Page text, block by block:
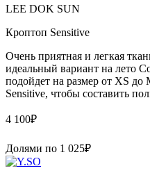
LEE DOK SUN
Кроптоп Sensitive
Очень приятная и легкая
идеальный вариант на лето
подойдет на размер от XS
Sensitive, чтобы составить
4 100₽
Долями по 1 025₽